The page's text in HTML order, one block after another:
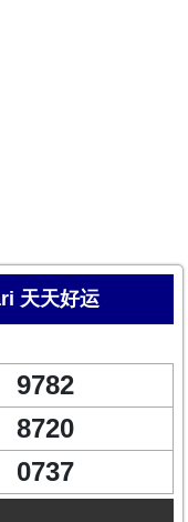
天天好运
9782
8720
0737